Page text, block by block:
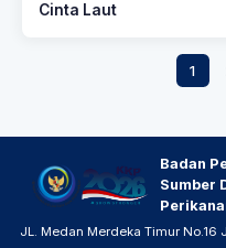
Cinta Laut
1
Badan
Sumber
JL. Medan Merdeka Timur No.16